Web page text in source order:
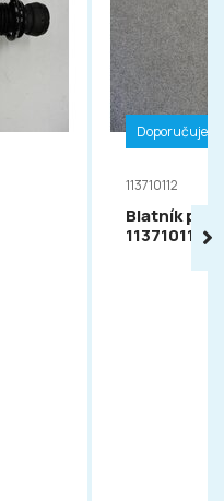
113710112
Blatník
113710112